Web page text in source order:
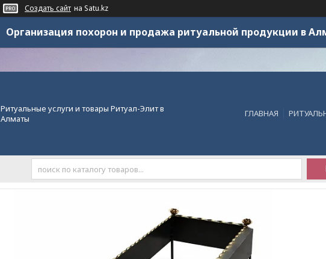
Создать сайт на Satu.kz
Организация похорон и продажа ритуальной продукции в
Ритуальные услуги и товары Ритуал-Элит в
Алматы
ГЛАВНАЯ